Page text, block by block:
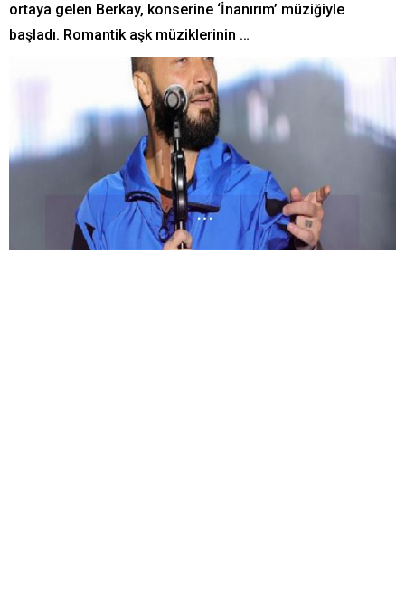
ortaya gelen Berkay, konserine ‘İnanırım’ müziğiyle
başladı. Romantik aşk müziklerinin …